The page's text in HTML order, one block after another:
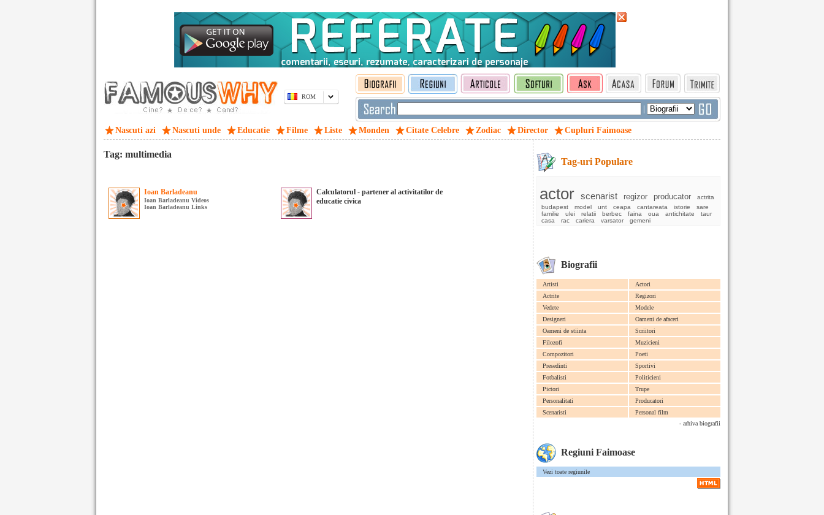
ROM
|
Nascuti azi Nascuti unde Educatie Filme Liste Monden Citate Celebre Zodiac Director Cupluri Faimoase
Tag-uri Populare
actor scenarist regizor producator
actrita
budapest
model unt ceapa cantareata istorie
sare
familie
ulei relatii berbec faina oua antichitate
taur
casa
rac cariera varsator gemeni
Biografii
Artisti
Actori
Actrite
Regizori
Vedete
Modele
Designeri
Oameni de afaceri
Oameni de stiinta
Scriitori
Filozofi
Muzicieni
Compozitori
Poeti
Presedinti
Sportivi
Fotbalisti
Politicieni
Pictori
Trupe
Personalitati
Producatori
Scenaristi
Personal film
- arhiva biografii
Regiuni Faimoase
Vezi toate regiunile
Tag: multimedia
Ioan Barladeanu
Ioan Barladeanu Videos
Ioan Barladeanu Links
Calculatorul - partener al activitatilor de
educatie civica